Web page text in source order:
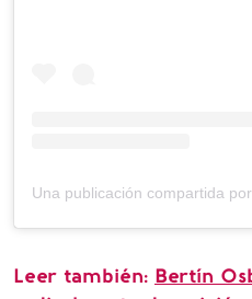
Leer también: Bertín